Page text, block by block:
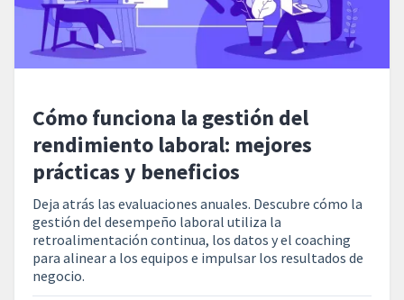
Cómo funciona la gestión del
rendimiento laboral: mejores
prácticas y beneficios
Deja atrás las evaluaciones anuales. Descubre cómo la
gestión del desempeño laboral utiliza la
retroalimentación continua, los datos y el coaching
para alinear a los equipos e impulsar los resultados de
negocio.